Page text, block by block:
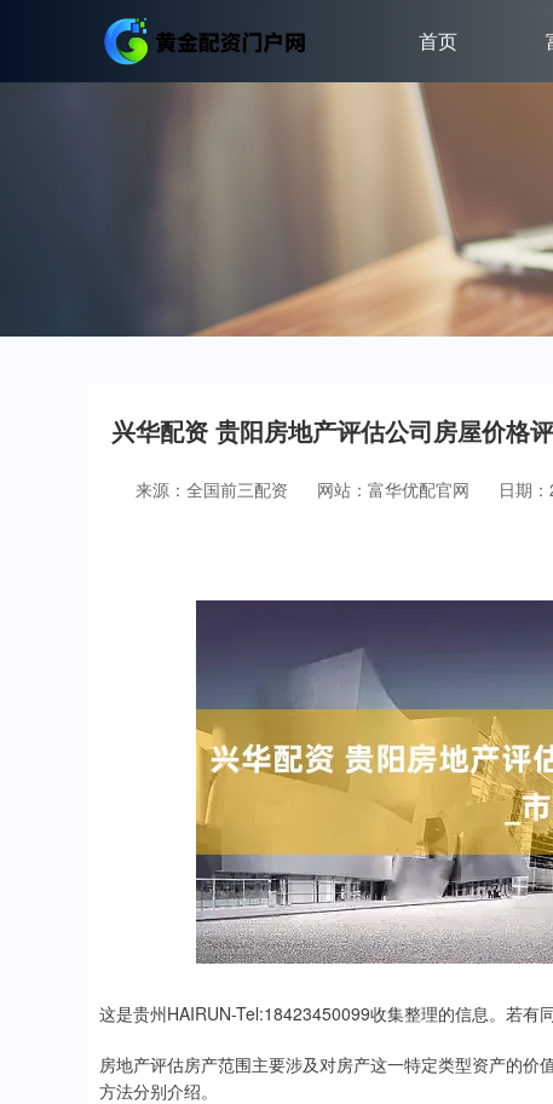
首页
兴华配资 贵阳房地产评估公司房屋价格
来源：全国前三配资 网站：富华优配官网 日期
这是贵州HAIRUN-Tel:18423450099收集整理的信息。若有
房地产评估房产范围主要涉及对房产这一特定类型资产的
方法分别介绍。